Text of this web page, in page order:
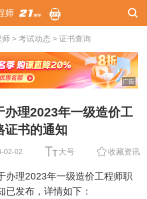
师
师> 考试动态 > 证书查询
广告
办理2023年一级造价工
证书的通知
02-02 大号 收藏资讯
办理2023年一级造价工程师职
已发布，详情如下：